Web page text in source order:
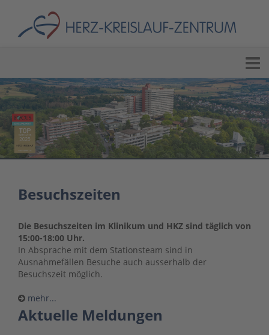
Besuchszeiten
Die Besuchszeiten im Klinikum und HKZ sind täglich von
15:00-18:00 Uhr.
In Absprache mit dem Stationsteam sind in
Ausnahmefällen Besuche auch ausserhalb der
Besuchszeit möglich.
mehr...
Aktuelle Meldungen